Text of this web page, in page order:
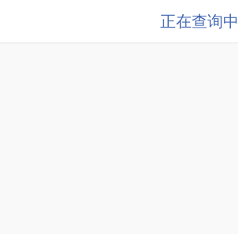
正在查询中